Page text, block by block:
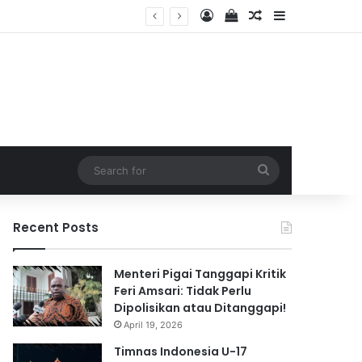
Log InView your
Random Article
Sidebar
for
Recent Posts
Menteri Pigai Tanggapi Kritik
Feri Amsari: Tidak Perlu
Dipolisikan atau Ditanggapi!
April 19, 2026
Timnas Indonesia U-17